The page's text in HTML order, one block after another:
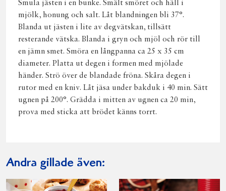
Smula jästen i en bunke. Smält smöret och häll i
mjölk, honung och salt. Låt blandningen bli 37°.
Blanda ut jästen i lite av degvätskan, tillsätt
resterande vätska. Blanda i gryn och mjöl och rör till
en jämn smet. Smöra en långpanna ca 25 x 35 cm
diameter. Platta ut degen i formen med mjölade
händer. Strö över de blandade fröna. Skåra degen i
rutor med en kniv. Låt jäsa under bakduk i 40 min. Sätt
ugnen på 200°. Grädda i mitten av ugnen ca 20 min,
prova med sticka att brödet känns torrt.
Andra gillade även: